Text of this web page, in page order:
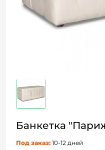
Банкетка
Под заказ: 10-12 дней